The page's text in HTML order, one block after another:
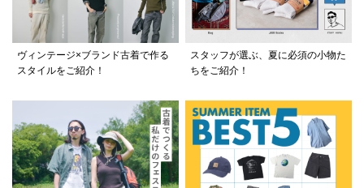
ヴィンテージ×ブランド古着で作る
スタイルをご紹介！
スタッフが選ぶ、夏に必須の小物た
ちをご紹介！